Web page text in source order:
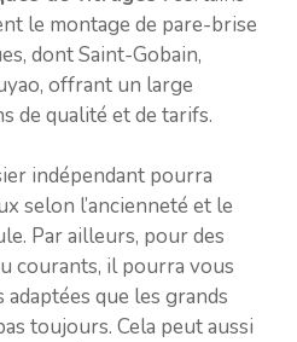
le montage de pare-brise
dont Saint-Gobain,
offrant un large
de qualité et de tarifs.
indépendant pourra
selon l’ancienneté et le
Par ailleurs, pour des
courants, il pourra vous
que les grands
toujours. Cela peut aussi